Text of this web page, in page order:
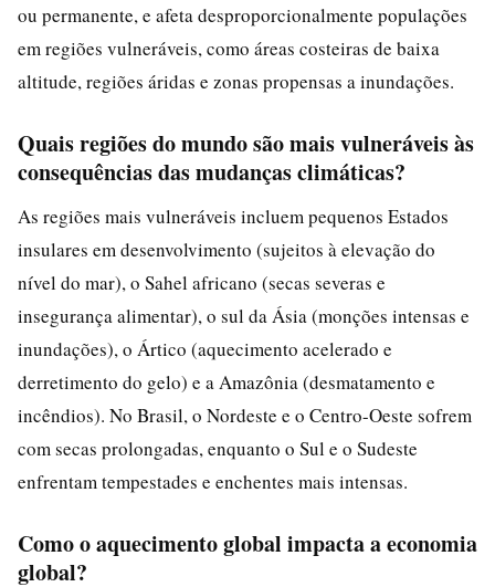
ou permanente, e afeta desproporcionalmente populações
em regiões vulneráveis, como áreas costeiras de baixa
altitude, regiões áridas e zonas propensas a inundações.
Quais regiões do mundo são mais vulneráveis às
consequências das mudanças climáticas?
As regiões mais vulneráveis incluem pequenos Estados
insulares em desenvolvimento (sujeitos à elevação do
nível do mar), o Sahel africano (secas severas e
insegurança alimentar), o sul da Ásia (monções intensas e
inundações), o Ártico (aquecimento acelerado e
derretimento do gelo) e a Amazônia (desmatamento e
incêndios). No Brasil, o Nordeste e o Centro-Oeste sofrem
com secas prolongadas, enquanto o Sul e o Sudeste
enfrentam tempestades e enchentes mais intensas.
Como o aquecimento global impacta a economia
global?